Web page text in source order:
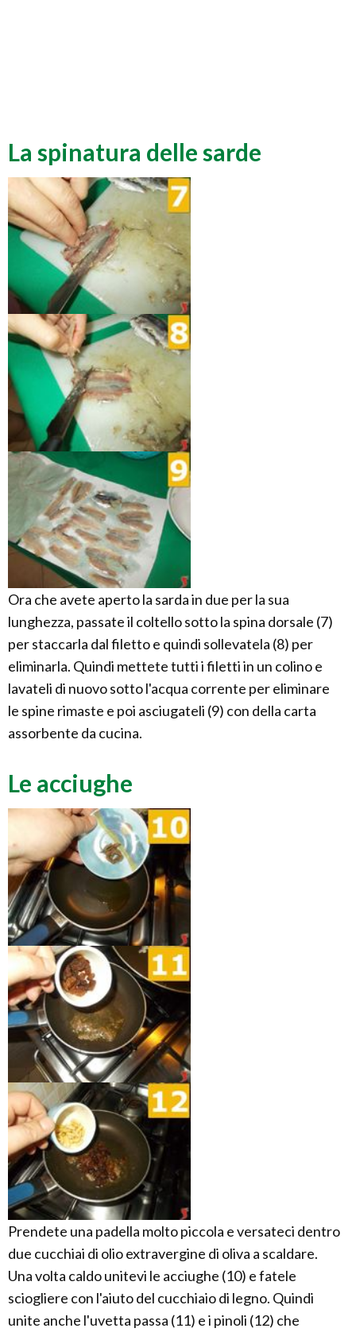
La spinatura delle sarde
Ora che avete aperto la sarda in due per la sua
lunghezza, passate il coltello sotto la spina dorsale (7)
per staccarla dal filetto e quindi sollevatela (8) per
eliminarla. Quindi mettete tutti i filetti in un colino e
lavateli di nuovo sotto l'acqua corrente per eliminare
le spine rimaste e poi asciugateli (9) con della carta
assorbente da cucina.
Le acciughe
Prendete una padella molto piccola e versateci dentro
due cucchiai di olio extravergine di oliva a scaldare.
Una volta caldo unitevi le acciughe (10) e fatele
sciogliere con l'aiuto del cucchiaio di legno. Quindi
unite anche l'uvetta passa (11) e i pinoli (12) che